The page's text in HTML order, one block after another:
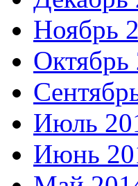
Ноябрь
Октябрь
Июль
Июнь